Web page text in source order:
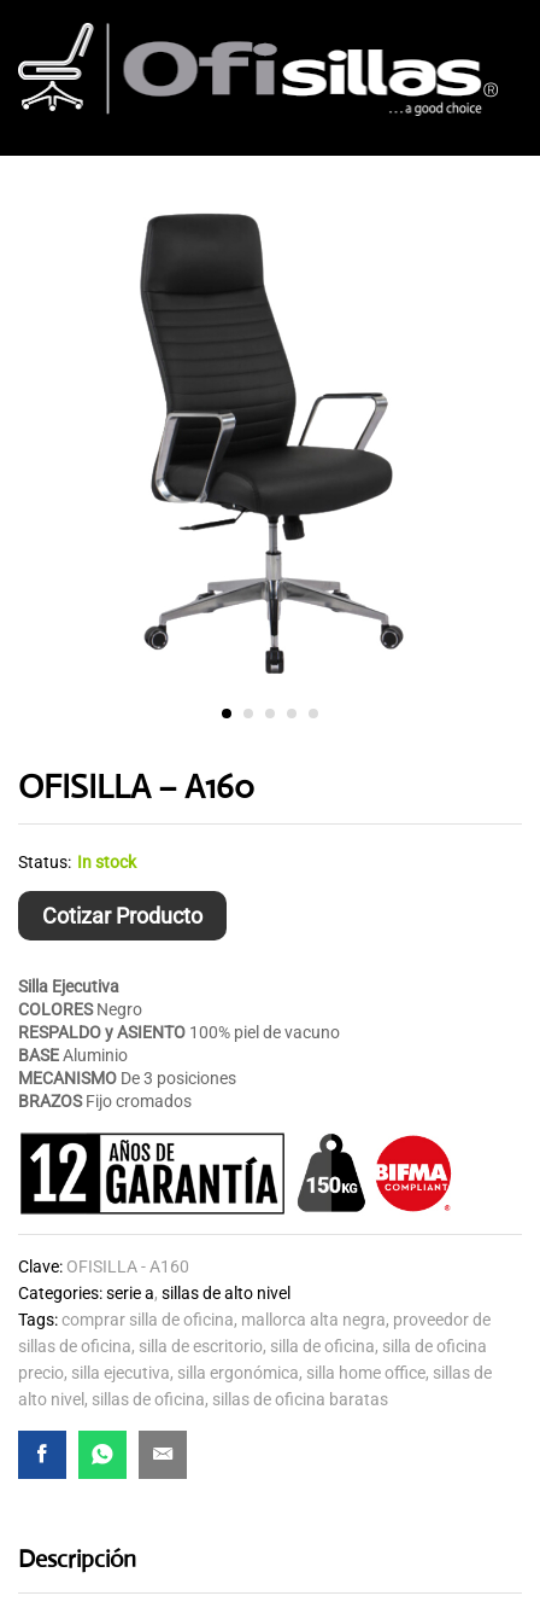
OFISILLA – A160
Status: In stock
Cotizar Producto
Silla Ejecutiva
COLORESNegro
RESPALDO yASIENTO 100% piel de vacuno
BASEAluminio
MECANISMO De 3 posiciones
BRAZOSFijo cromados
Clave: OFISILLA - A160
Categories:serie a, sillas de alto nivel
Tags:comprar silla de oficina, mallorca alta negra, proveedor de
sillas de oficina, silla de escritorio, silla de oficina, silla de oficina
precio, silla ejecutiva, silla ergonómica, silla home office, sillas de
alto nivel, sillas de oficina, sillas de oficina baratas
Descripción